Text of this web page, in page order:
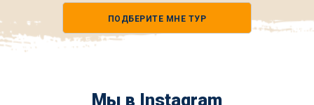
ПОДБЕРИТЕ МНЕ ТУР
Мы в Instagram